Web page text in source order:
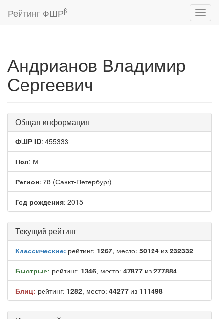
Рейтинг ФШРβ
Андрианов Владимир
Сергеевич
Общая информация
ФШР ID: 455333
Пол: М
Регион: 78 (Санкт-Петербург)
Год рождения: 2015
Текущий рейтинг
Классические: рейтинг: 1267, место: 50124 из 232332
Быстрые: рейтинг: 1346, место: 47877 из 277884
Блиц: рейтинг: 1282, место: 44277 из 111498